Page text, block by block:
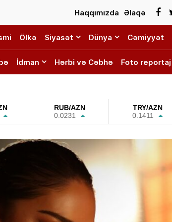
Haqqımızda Əlaqə
Ölkə Siyasət Dünya Cəmiyyət
İdman Hərbi və Cəbhə Foto reportaj
RUB/AZN
0.0231
TRY/AZN
0.1411